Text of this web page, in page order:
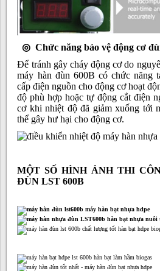
◎ Chức năng bảo vệ động cơ
Để tránh gây cháy động cơ do
máy hàn đùn 600B có chức năng
cấp điện nguồn cho động cơ hoạt
độ phù hợp hoặc tự động cắt điện
cơ khi nhiệt độ đã giảm xuống tới
thể gây hư hại cho động cơ.
MỘT SỐ HÌNH ẢNH THI
ĐÙN LST 600B